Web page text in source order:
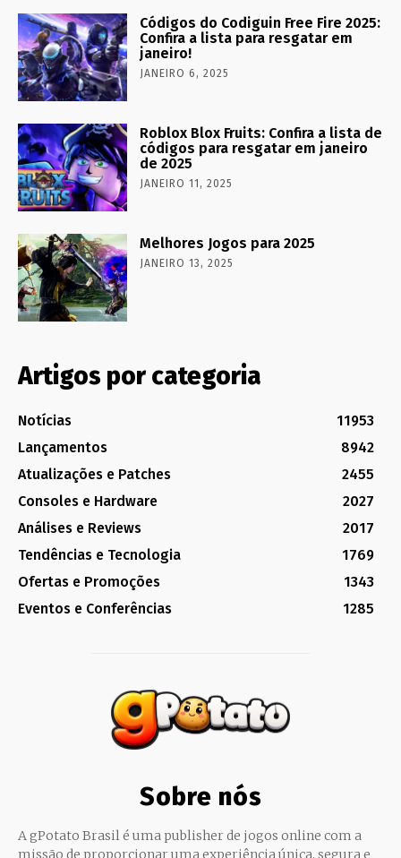
Códigos do Codiguin Free Fire 2025:
Confira a lista para resgatar em
janeiro!
JANEIRO 6, 2025
Roblox Blox Fruits: Confira a lista de
códigos para resgatar em janeiro
de 2025
JANEIRO 11, 2025
Melhores Jogos para 2025
JANEIRO 13, 2025
Artigos por categoria
Notícias
11953
Lançamentos
8942
Atualizações e Patches
2455
Consoles e Hardware
2027
Análises e Reviews
2017
Tendências e Tecnologia
1769
Ofertas e Promoções
1343
Eventos e Conferências
1285
Sobre nós
A gPotato Brasil é uma publisher de jogos online com a
missão de proporcionar uma experiência única, segura e